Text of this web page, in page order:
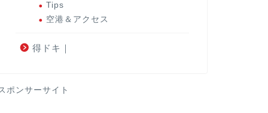
Tips
空港＆アクセス
得ドキ｜
ポンサーサイト